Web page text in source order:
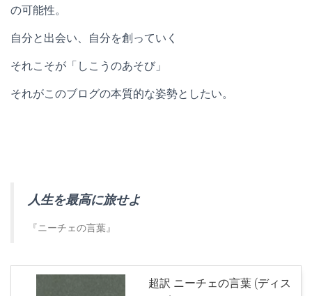
の可能性。
自分と出会い、自分を創っていく
それこそが「しこうのあそび」
それがこのブログの本質的な姿勢としたい。
人生を最高に旅せよ
『ニーチェの言葉』
超訳 ニーチェの言葉 (ディス